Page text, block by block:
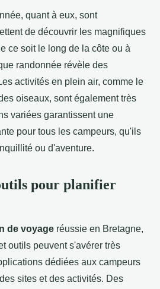
quant à eux, sont
de découvrir les magnifiques
ce soit le long de la côte ou à
randonnée révèle des
activités en plein air, comme le
oiseaux, sont également très
variées garantissent une
pour tous les campeurs, qu'ils
ou d'aventure.
pour planifier
de voyage réussie en Bretagne,
outils peuvent s'avérer très
dédiées aux campeurs
sites et des activités. Des